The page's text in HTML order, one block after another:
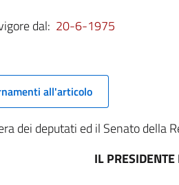
dal: 20-6-1975
all'articolo
dei deputati ed il Senato della
IL